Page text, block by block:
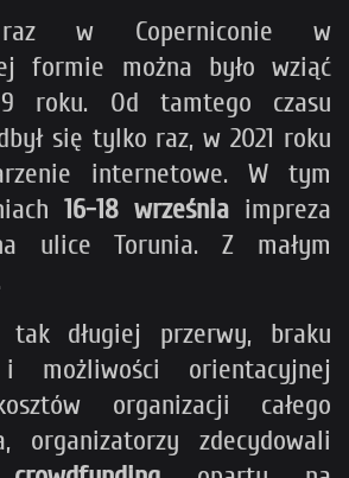
w Coperniconie w
formie można było wziąć
roku. Od tamtego czasu
się tylko raz, w 2021 roku
internetowe. W tym
16-18 września impreza
ulice Torunia. Z małym
tak długiej przerwy, braku
możliwości orientacyjnej
organizacji całego
organizatorzy zdecydowali